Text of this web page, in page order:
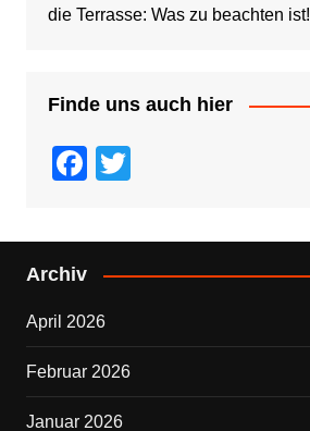
die Terrasse: Was zu beachten ist!
Finde uns auch hier
F
c
e
o
o
k
tt
er
Archiv
April 2026
Februar 2026
Januar 2026